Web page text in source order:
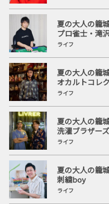
夏の大人の籠
プロ雀士・滝
ライフ
夏の大人の籠
オカルトコレ
ライフ
夏の大人の籠
洗濯ブラザーズ
ライフ
夏の大人の籠
刺繍boy
ライフ